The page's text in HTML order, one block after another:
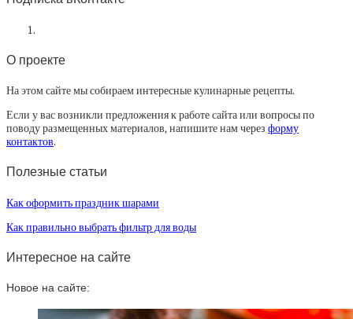
О проекте
На этом сайте мы собираем интересные кулинарные рецепты.
Если у вас возникли предложения к работе сайта или вопросы по
поводу размещенных материалов, напишите нам через форму
контактов.
Полезные статьи
Как оформить праздник шарами
Как правильно выбрать фильтр для воды
Интересное на сайте
Новое на сайте: